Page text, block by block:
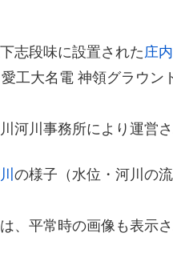
志段味に設置された庄内
工大名電 神領グラウ
河川事務所により運営さ
の様子（水位・河川の流
、平常時の画像も表示